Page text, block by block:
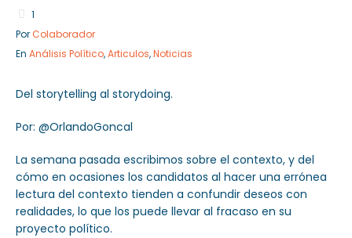
Servicios
1
Por Colaborador
En Análisis Político,Articulos,Noticias
Del storytelling al storydoing.
Por: @OrlandoGoncal
La semana pasada escribimos sobre el contexto, y del
cómo en ocasiones los candidatos al hacer una errónea
lectura del contexto tienden a confundir deseos con
realidades, lo que los puede llevar al fracaso en su
proyecto político.